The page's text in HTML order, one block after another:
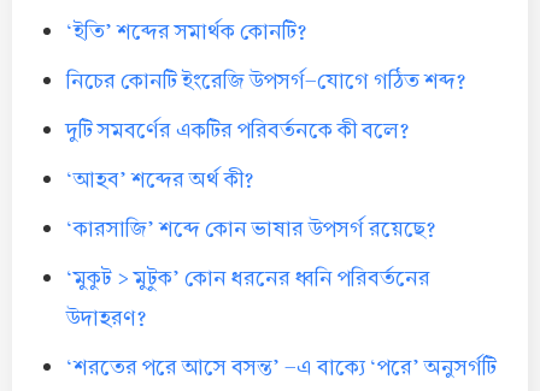
‘ইতি’ শব্দের সমার্থক কোনটি?
নিচের কোনটি ইংরেজি উপসর্গ-যোগে গঠিত শব্দ?
দুটি সমবর্ণের একটির পরিবর্তনকে কী বলে?
‘আহব’ শব্দের অর্থ কী?
‘কারসাজি’ শব্দে কোন ভাষার উপসর্গ রয়েছে?
‘মুকুট > মুটুক’ কোন ধরনের ধ্বনি পরিবর্তনের
উদাহরণ?
‘শরতের পরে আসে বসন্ত’ -এ বাক্যে ‘পরে’ অনুসর্গটি